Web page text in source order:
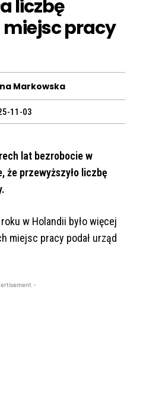
liczbę
pracy
Markowska
11-03
lat bezrobocie w
że przewyższyło liczbę
w Holandii było więcej
miejsc pracy podał urząd
-